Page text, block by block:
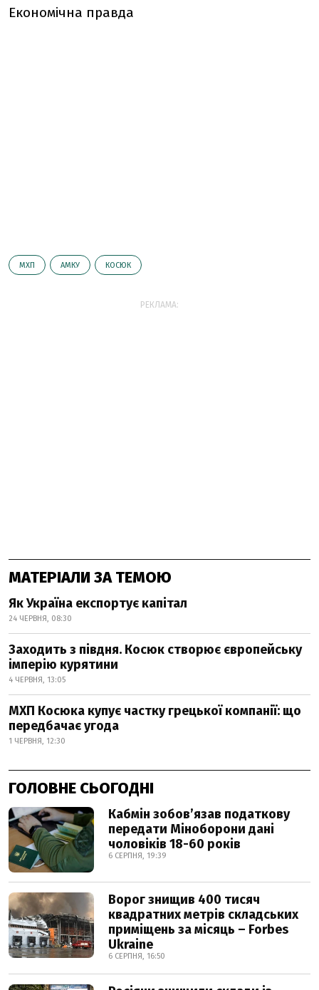
Економічна правда
МХП АМКУ КОСЮК
РЕКЛАМА:
МАТЕРІАЛИ ЗА ТЕМОЮ
Як Україна експортує капітал
24 ЧЕРВНЯ, 08:30
Заходить з півдня. Косюк створює європейську
імперію курятини
4 ЧЕРВНЯ, 13:05
МХП Косюка купує частку грецької компанії: що
передбачає угода
1 ЧЕРВНЯ, 12:30
ГОЛОВНЕ СЬОГОДНІ
Кабмін зобовʼязав податкову
передати Міноборони дані
чоловіків 18-60 років
6 СЕРПНЯ, 19:39
Ворог знищив 400 тисяч
квадратних метрів складських
приміщень за місяць – Forbes
Ukraine
6 СЕРПНЯ, 16:50